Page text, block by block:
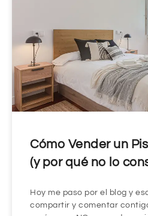
Cómo Vender un
(y por qué no lo
Hoy me paso por el blog y
compartir y comentar